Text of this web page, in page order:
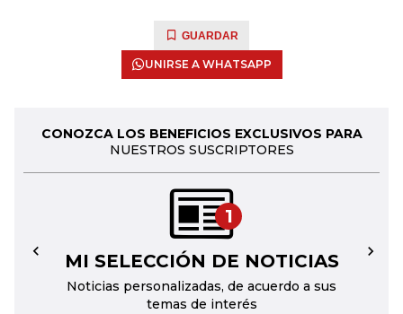
GUARDAR
UNIRSE A WHATSAPP
CONOZCA LOS BENEFICIOS EXCLUSIVOS PARA
NUESTROS SUSCRIPTORES
1
MI SELECCIÓN DE NOTICIAS
Noticias personalizadas, de acuerdo a sus
temas de interés
← →